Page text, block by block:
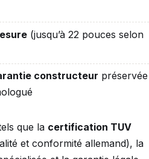
(jusqu’à 22 pouces selon
constructeur préservée
que la certification TUV
et conformité allemand), la